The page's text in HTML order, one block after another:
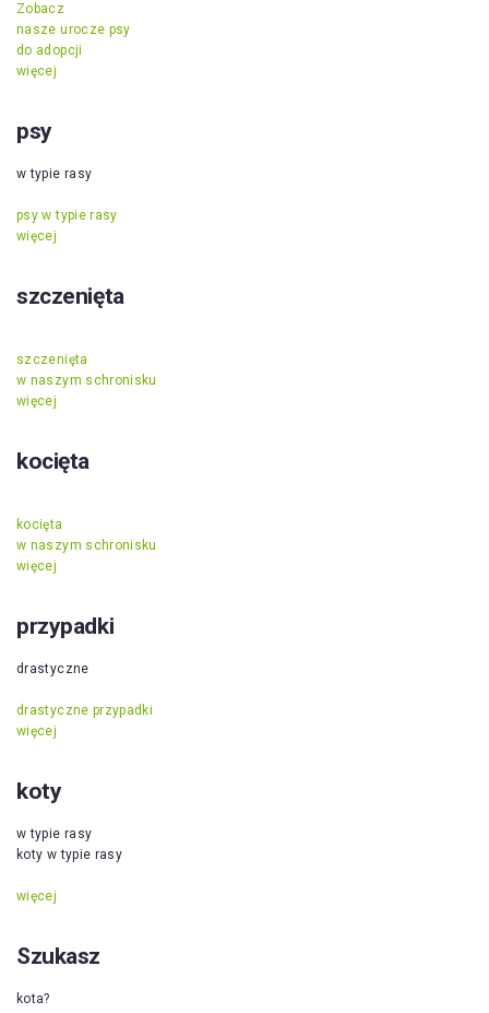
Zobacz
nasze urocze psy
do adopcji
więcej
psy
w typie rasy
psy w typie rasy
więcej
szczenięta
szczenięta
w naszym schronisku
więcej
kocięta
kocięta
w naszym schronisku
więcej
przypadki
drastyczne
drastyczne przypadki
więcej
koty
w typie rasy
koty w typie rasy
więcej
Szukasz
kota?